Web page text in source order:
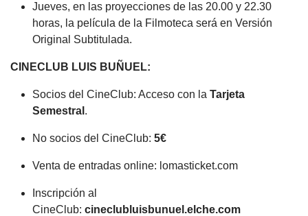
Jueves, en las proyecciones de las 20.00 y 22.30
horas, la película de la Filmoteca será en Versión
Original Subtitulada.
CINECLUB LUIS BUÑUEL:
Socios del CineClub: Acceso con la Tarjeta
Semestral .
No socios del CineClub: 5€
Venta de entradas online: lomasticket.com
Inscripción al
CineClub: cineclubluisbunuel.elche.com